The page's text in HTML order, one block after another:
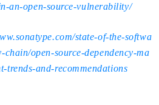
an-open-source-vulnerability/
state-of-the-softwa
chain/open-source-dependency-ma
trends-and-recommendations